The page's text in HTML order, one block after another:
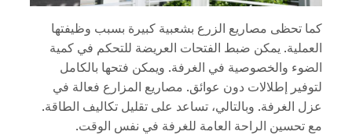
كما تحظى مصاريع الزرع بشعبية كبيرة بسبب وظيفتها
العملية. يمكن ضبط الفتحات العريضة للتحكم في كمية
الضوء والخصوصية في الغرفة. ويمكن فتحها بالكامل
لتوفير إطلالات دون عوائق. مصاريع المزارع فعالة في
عزل الغرفة. وبالتالي، تساعد على تقليل تكاليف الطاقة.
مع تحسين الراحة العامة للغرفة في نفس الوقت.